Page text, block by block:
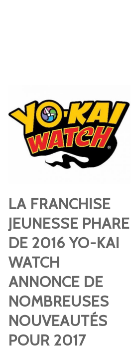
LA FRANCHISE
JEUNESSE PHARE
DE 2016 YO-KAI
WATCH
ANNONCE DE
NOMBREUSES
NOUVEAUTÉS
POUR 2017